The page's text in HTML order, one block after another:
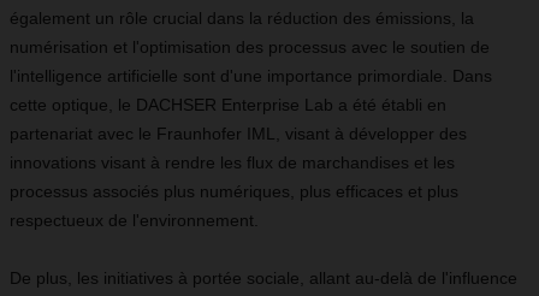
également un rôle crucial dans la réduction des émissions, la
numérisation et l'optimisation des processus avec le soutien de
l'intelligence artificielle sont d'une importance primordiale. Dans
cette optique, le DACHSER Enterprise Lab a été établi en
partenariat avec le Fraunhofer IML, visant à développer des
innovations visant à rendre les flux de marchandises et les
processus associés plus numériques, plus efficaces et plus
respectueux de l'environnement.
De plus, les initiatives à portée sociale, allant au-delà de l'influence